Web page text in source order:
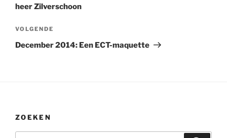
heer Zilverschoon
Volgend
bericht
VOLGENDE
December 2014: Een ECT-maquette
ZOEKEN